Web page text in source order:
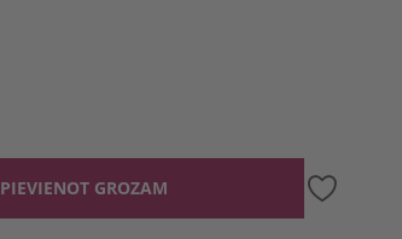
PIEVIENOT GROZAM